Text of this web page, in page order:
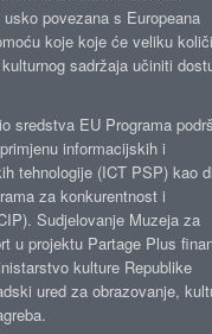
povezana s Europeana
koje koje će veliku
sadržaja učiniti
sredstva EU Programa
informacijskih i
tehnologije (ICT PSP) kao
za konkurentnost i
Sudjelovanje Muzeja za
u projektu Partage Plus
kulture Republike
ured za obrazovanje,